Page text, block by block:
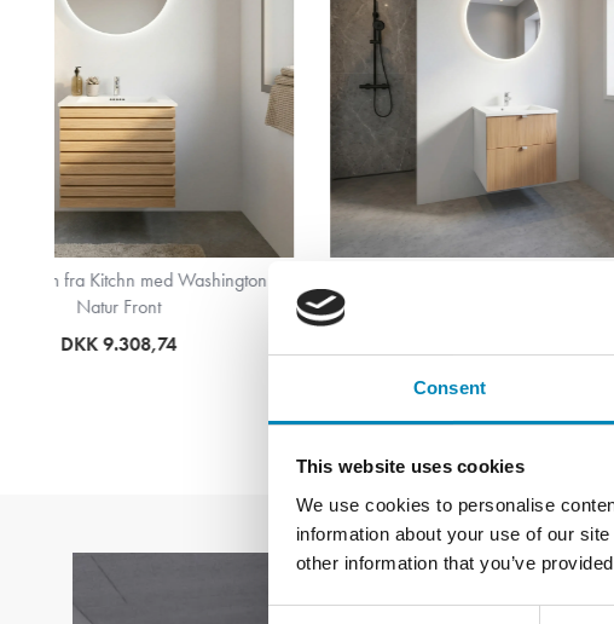
Consent
This website uses cookies
We use cookies to personalise
information about your use of our
other information that you’ve
Badsæt i 62 cm fra Kitchn med Cleveland
DKK 4.603,21